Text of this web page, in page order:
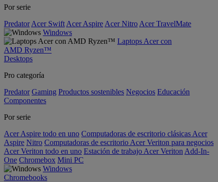
Por serie
Predator Acer Swift Acer Aspire Acer Nitro Acer TravelMate
Windows
Laptops Acer con
AMD Ryzen™
Desktops
Pro categoría
Predator Gaming Productos sostenibles Negocios Educación
Componentes
Por serie
Acer Aspire todo en uno Computadoras de escritorio clásicas Acer
Aspire Nitro Computadoras de escritorio Acer Veriton para negocios
Acer Veriton todo en uno Estación de trabajo Acer Veriton Add-In-
One Chromebox Mini PC
Windows
Chromebooks